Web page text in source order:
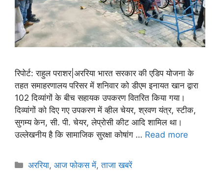
रिपोर्ट: राहुल पराशर|अररिया भारत सरकार की एडिप योजना के
तहत समाहरणालय परिसर में शनिवार को डीएम इनायत खान द्वारा
102 दिव्यांगों के बीच सहायक उपकरण वितरित किया गया।
दिव्यांगों को दिए गए उपकरण में व्हील चेयर, श्रवण यंत्र, स्टीक,
सुगम्य केन, सी. पी. चेयर, लेप्रोसी कीट आदि शामिल था।
उल्लेखनीय है कि सामाजिक सुरक्षा कोषांग … Read more
अररिया,आज फोकस में,ताजा खबरें